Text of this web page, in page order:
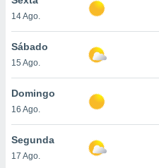
lhe
e
com
Pode
e
a
14 Ago.
Sábado
15 Ago.
Domingo
16 Ago.
Segunda
17 Ago.